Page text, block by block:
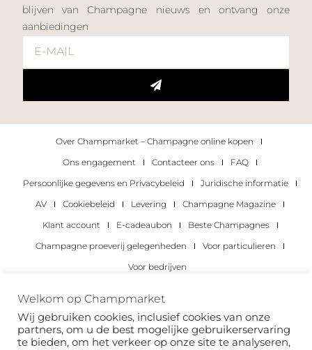
blijven van Champagne nieuws en ontvang onze
aanbiedingen
Over Champmarket – Champagne online kopen
Ons engagement
Contacteer ons
FAQ
Persoonlijke gegevens en Privacybeleid
Juridische informatie
AV
Cookiebeleid Levering
Champagne Magazine
Klant account
E-cadeaubon
Beste Champagnes
Champagne proeverij gelegenheden
Voor particulieren
Voor bedrijven
Copyright 2022 © alle rechten voorbehouden.
Welkom op Champmarket
Wij gebruiken cookies, inclusief cookies van onze
partners, om u de best mogelijke gebruikerservaring
te bieden, om het verkeer op onze site te analyseren,